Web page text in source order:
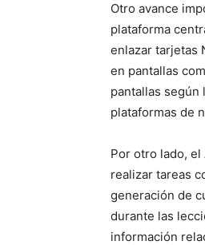
Otro avance
plataforma
enlazar tarjetas
en pantallas
pantallas según
plataformas de
Por otro lado,
realizar tareas
generación de
durante las
información